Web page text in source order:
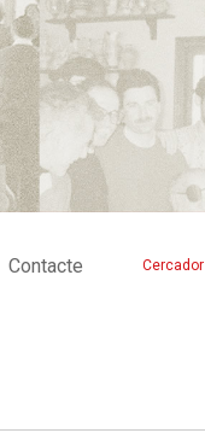
Cercador
Contacte